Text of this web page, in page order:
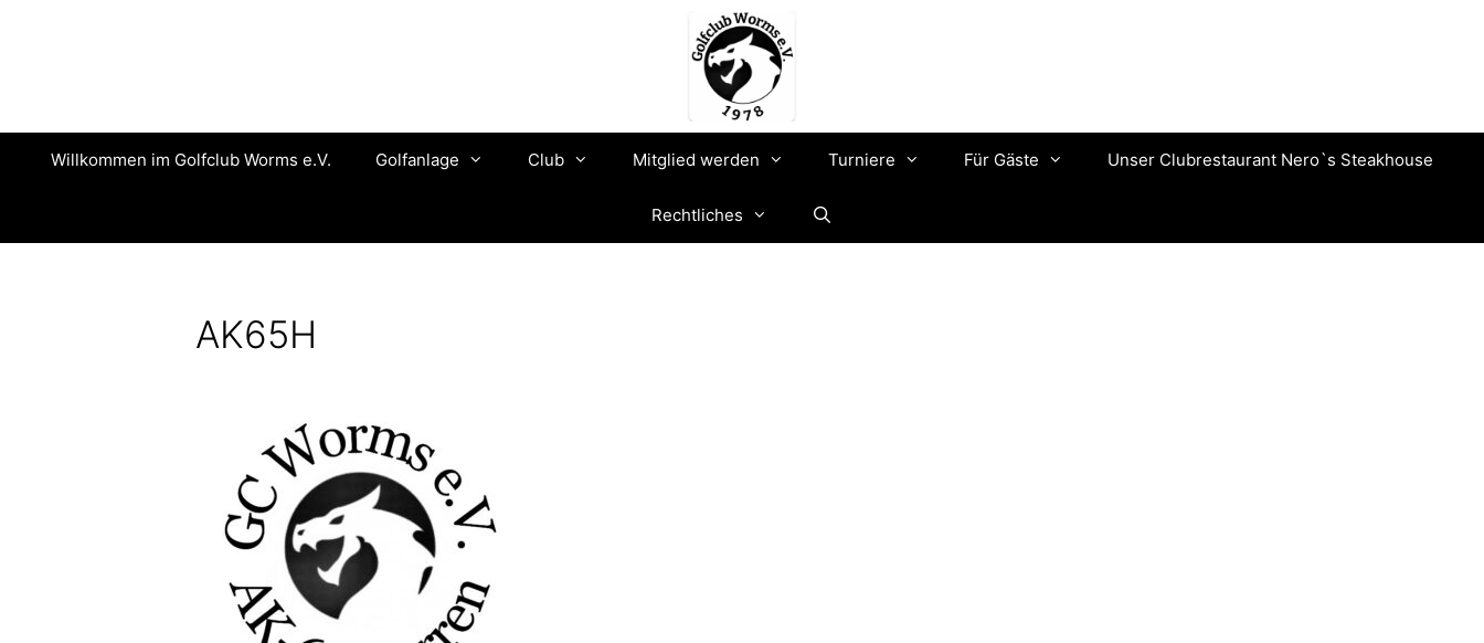
Willkommen im Golfclub Worms e.V. Golfanlage Club Mitglied werden Turniere Für Gäste Unser Clubrestaurant Nero`s Steakhouse
Rechtliches
AK65H